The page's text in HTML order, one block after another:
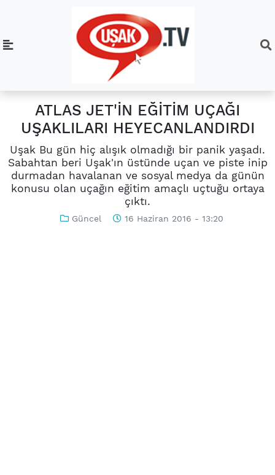
ATLAS JET'İN EĞİTİM UÇAĞI
UŞAKLILARI HEYECANLANDIRDI
Uşak Bu gün hiç alışık olmadığı bir panik yaşadı.
Sabahtan beri Uşak'ın üstünde uçan ve piste inip
durmadan havalanan ve sosyal medya da günün
konusu olan uçağın eğitim amaçlı uçtuğu ortaya
çıktı.
Güncel 16 Haziran 2016 - 13:20